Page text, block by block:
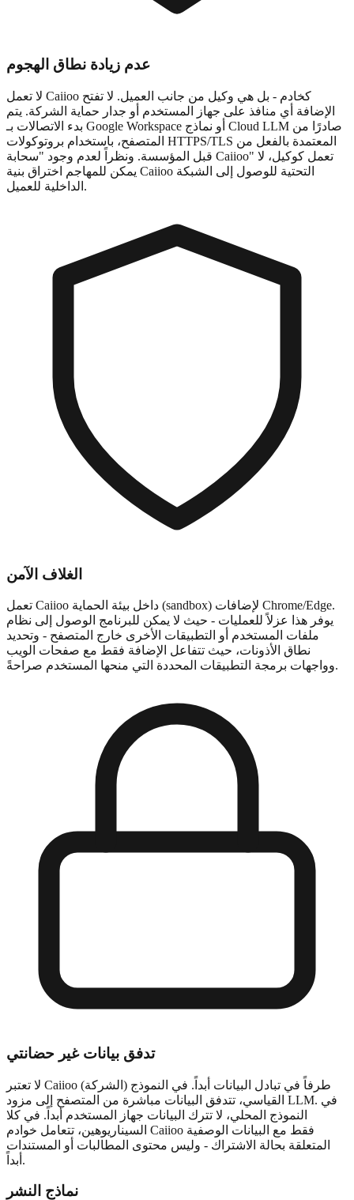
عدم زيادة نطاق الهجوم
لا تعمل Caiioo كخادم - بل هي وكيل من جانب العميل. لا تفتح
الإضافة أي منافذ على جهاز المستخدم أو جدار حماية الشركة. يتم
بدء الاتصالات بـ Google Workspace أو نماذج Cloud LLM صادرًا من
المتصفح، باستخدام بروتوكولات HTTPS/TLS المعتمدة بالفعل من
قبل المؤسسة. ونظراً لعدم وجود "سحابة Caiioo" تعمل كوكيل، لا
يمكن للمهاجم اختراق بنية Caiioo التحتية للوصول إلى الشبكة
الداخلية للعميل.
الغلاف الآمن
تعمل Caiioo داخل بيئة الحماية (sandbox) لإضافات Chrome/Edge.
يوفر هذا عزلاً للعمليات - حيث لا يمكن للبرنامج الوصول إلى نظام
ملفات المستخدم أو التطبيقات الأخرى خارج المتصفح - وتحديد
نطاق الأذونات، حيث تتفاعل الإضافة فقط مع صفحات الويب
وواجهات برمجة التطبيقات المحددة التي منحها المستخدم صراحةً.
تدفق بيانات غير حضانتي
لا تعتبر Caiioo (الشركة) طرفاً في تبادل البيانات أبداً. في النموذج
القياسي، تتدفق البيانات مباشرة من المتصفح إلى مزود LLM. في
النموذج المحلي، لا تترك البيانات جهاز المستخدم أبداً. في كلا
السيناريوهين، تتعامل خوادم Caiioo فقط مع البيانات الوصفية
المتعلقة بحالة الاشتراك - وليس محتوى المطالبات أو المستندات
أبداً.
نماذج النشر